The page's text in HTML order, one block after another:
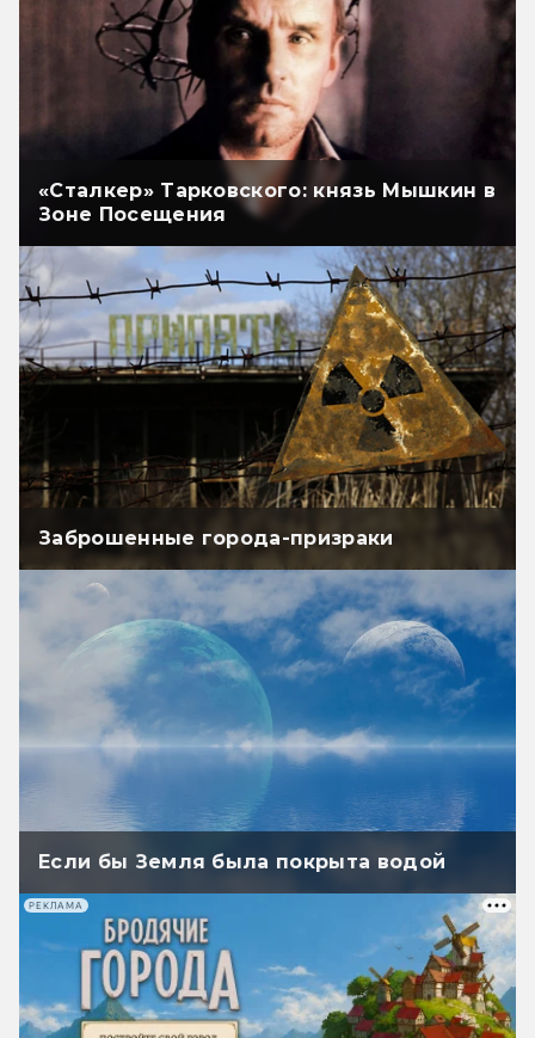
«Сталкер» Тарковского: князь Мышкин в
Зоне Посещения
Заброшенные города-призраки
Если бы Земля была покрыта водой
РЕКЛАМА